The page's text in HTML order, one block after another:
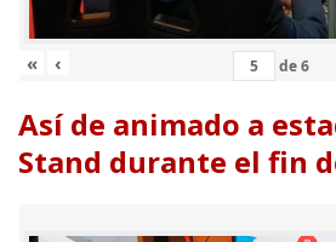
« ‹ de6
Así de animado a
Stand durante el fin